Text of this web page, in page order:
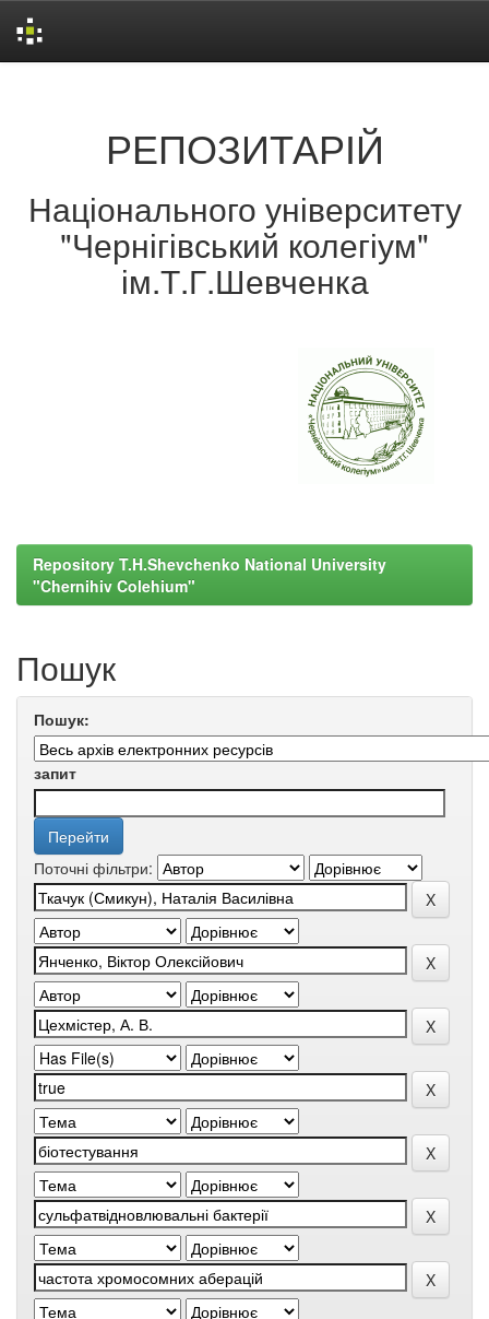
РЕПОЗИТАРІЙ
Національного університету
"Чернігівський колегіум"
ім.Т.Г.Шевченка
Repository T.H.Shevchenko National University
"Chernihiv Colehium"
Пошук
Пошук:
запит
Поточні фільтри: